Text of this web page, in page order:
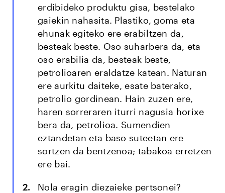
erdibideko produktu gisa, bestelako
gaiekin nahasita. Plastiko, goma eta
ehunak egiteko ere erabiltzen da,
besteak beste. Oso suharbera da, eta
oso erabilia da, besteak beste,
petrolioaren eraldatze katean. Naturan
ere aurkitu daiteke, esate baterako,
petrolio gordinean. Hain zuzen ere,
haren sorreraren iturri nagusia horixe
bera da, petrolioa. Sumendien
eztandetan eta baso suteetan ere
sortzen da bentzenoa; tabakoa erretzen
ere bai.
Nola eragin diezaieke pertsonei?